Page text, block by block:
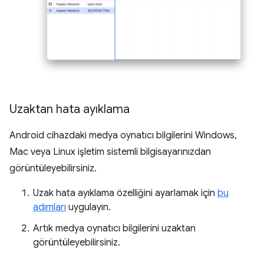
Uzaktan hata ayıklama
Android cihazdaki medya oynatıcı bilgilerini Windows,
Mac veya Linux işletim sistemli bilgisayarınızdan
görüntüleyebilirsiniz.
Uzak hata ayıklama özelliğini ayarlamak için bu
adımları uygulayın.
Artık medya oynatıcı bilgilerini uzaktan
görüntüleyebilirsiniz.